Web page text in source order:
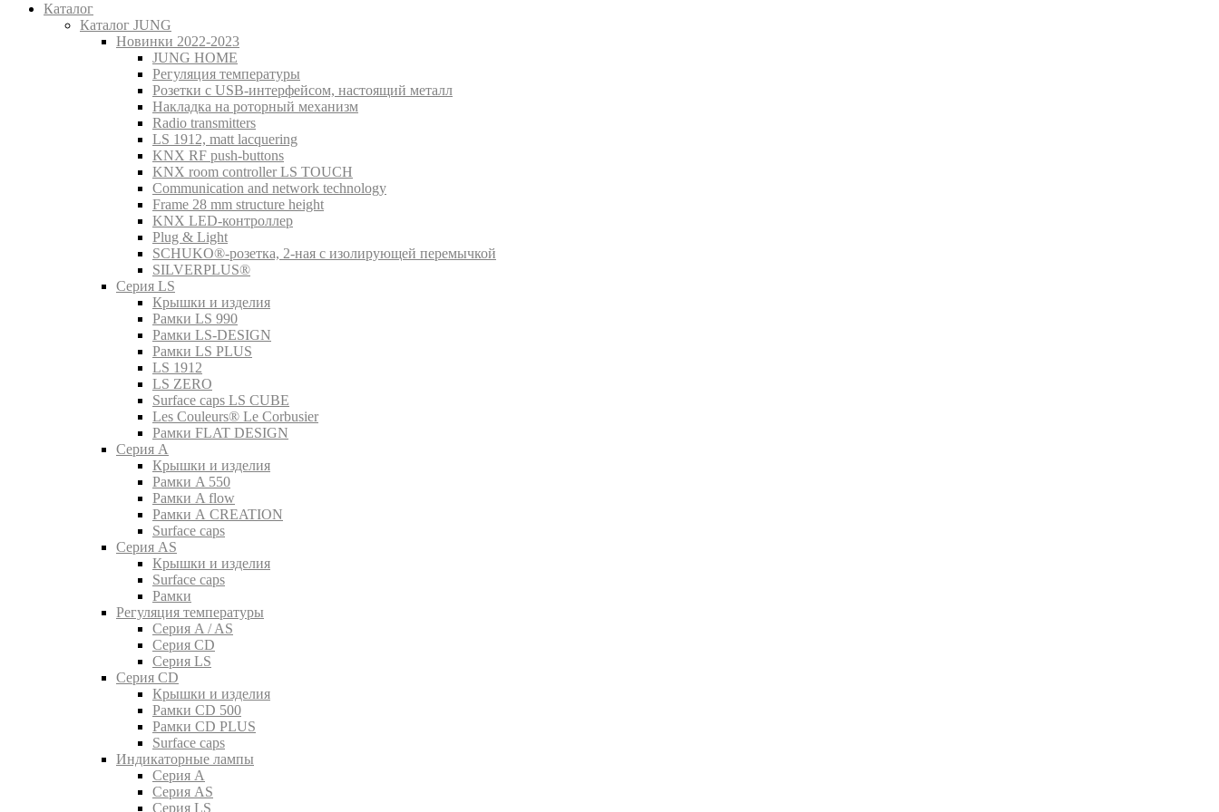
Каталог
Каталог JUNG
Новинки 2022-2023
JUNG HOME
Регуляция температуры
Розетки с USB-интерфейсом, настоящий металл
Накладка на роторный механизм
Radio transmitters
LS 1912, matt lacquering
KNX RF push-buttons
KNX room controller LS TOUCH
Communication and network technology
Frame 28 mm structure height
KNX LED-контроллер
Plug & Light
SCHUKO®-розетка, 2-ная с изолирующей перемычкой
SILVERPLUS®
Серия LS
Крышки и изделия
Рамки LS 990
Рамки LS-DESIGN
Рамки LS PLUS
LS 1912
LS ZERO
Surface caps LS CUBE
Les Couleurs® Le Corbusier
Рамки FLAT DESIGN
Серия A
Крышки и изделия
Рамки A 550
Рамки A flow
Рамки A CREATION
Surface caps
Серия AS
Крышки и изделия
Surface caps
Рамки
Регуляция температуры
Серия A / AS
Серия CD
Серия LS
Серия CD
Крышки и изделия
Рамки CD 500
Рамки CD PLUS
Surface caps
Индикаторные лампы
Серия A
Серия AS
Серия LS